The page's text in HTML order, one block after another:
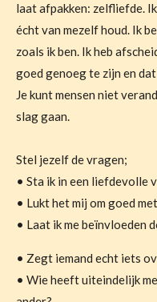
laat afpakken: zelfliefde.
écht van mezelf houd. Ik
zoals ik ben. Ik heb
goed genoeg te zijn en
Je kunt mensen niet
slag gaan.
Stel jezelf de vragen;
• Sta ik in een liefdevolle
• Lukt het mij om goed
• Laat ik me beïnvloeden
• Zegt iemand echt iets
• Wie heeft uiteindelijk